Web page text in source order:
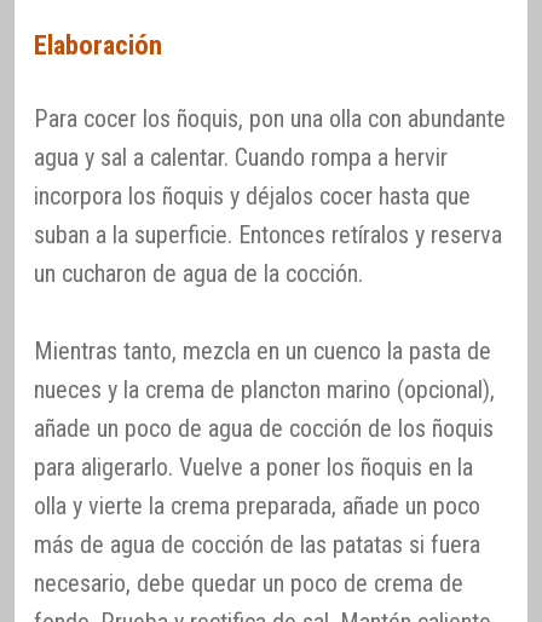
Elaboración
Para cocer los ñoquis, pon una olla con abundante
agua y sal a calentar. Cuando rompa a hervir
incorpora los ñoquis y déjalos cocer hasta que
suban a la superficie. Entonces retíralos y reserva
un cucharon de agua de la cocción.
Mientras tanto, mezcla en un cuenco la pasta de
nueces y la crema de plancton marino (opcional),
añade un poco de agua de cocción de los ñoquis
para aligerarlo. Vuelve a poner los ñoquis en la
olla y vierte la crema preparada, añade un poco
más de agua de cocción de las patatas si fuera
necesario, debe quedar un poco de crema de